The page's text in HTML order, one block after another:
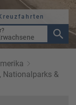
Nationalparks &